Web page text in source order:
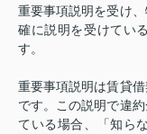
重要事項説明を受け
確に説明を受けてい
す。
重要事項説明は賃貸
です。この説明で違
ている場合、「知ら